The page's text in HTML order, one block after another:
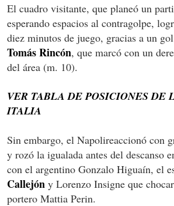
El cuadro visitante, que planeó un
esperando espacios al contragolpe,
diez minutos de juego, gracias a un
Tomás Rincón, que marcó con un
del área (m. 10).
VER TABLA DE POSICIONES DE
ITALIA
Sin embargo, el Napolireaccionó con
y rozó la igualada antes del descanso
con el argentino Gonzalo Higuaín, el
Callejón y Lorenzo Insigne que
portero Mattia Perin.